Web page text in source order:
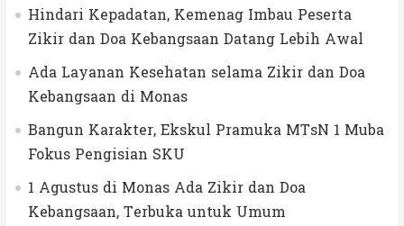
Hindari Kepadatan, Kemenag Imbau Peserta
Zikir dan Doa Kebangsaan Datang Lebih Awal
Ada Layanan Kesehatan selama Zikir dan Doa
Kebangsaan di Monas
Bangun Karakter, Ekskul Pramuka MTsN 1 Muba
Fokus Pengisian SKU
1 Agustus di Monas Ada Zikir dan Doa
Kebangsaan, Terbuka untuk Umum